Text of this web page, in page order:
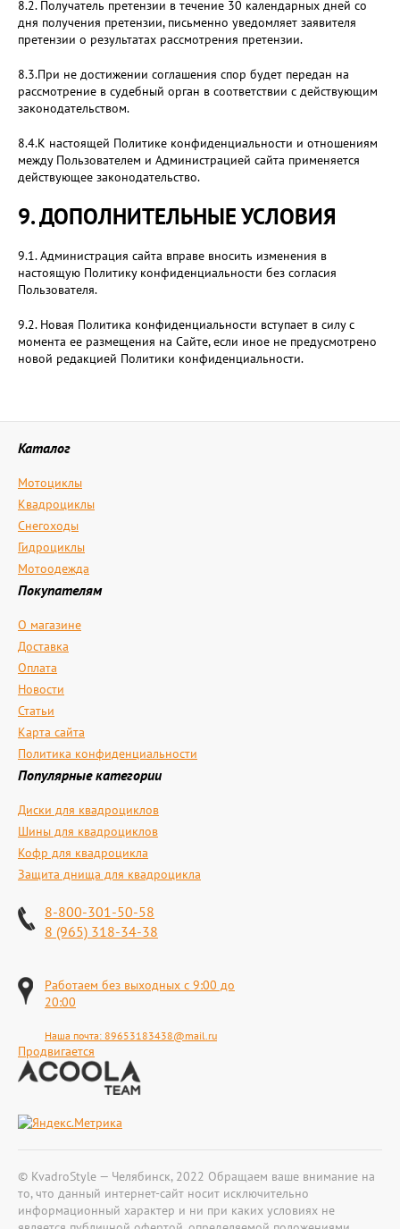
8.2. Получатель претензии в течение 30 календарных дней со
дня получения претензии, письменно уведомляет заявителя
претензии о результатах рассмотрения претензии.
8.3.При не достижении соглашения спор будет передан на
рассмотрение в судебный орган в соответствии с действующим
законодательством.
8.4.К настоящей Политике конфиденциальности и отношениям
между Пользователем и Администрацией сайта применяется
действующее законодательство.
9. ДОПОЛНИТЕЛЬНЫЕ УСЛОВИЯ
9.1. Администрация сайта вправе вносить изменения в
настоящую Политику конфиденциальности без согласия
Пользователя.
9.2. Новая Политика конфиденциальности вступает в силу с
момента ее размещения на Сайте, если иное не предусмотрено
новой редакцией Политики конфиденциальности.
Каталог
Мотоциклы
Квадроциклы
Снегоходы
Гидроциклы
Мотоодежда
Покупателям
О магазине
Доставка
Оплата
Новости
Статьи
Карта сайта
Политика конфиденциальности
Популярные категории
Диски для квадроциклов
Шины для квадроциклов
Кофр для квадроцикла
Защита днища для квадроцикла
8-800-301-50-58
8 (965) 318-34-38
Работаем без выходных с 9:00 до
20:00
Наша почта: 89653183438@mail.ru
Продвигается
© KvadroStyle — Челябинск, 2022 Обращаем ваше внимание на
то, что данный интернет-сайт носит исключительно
информационный характер и ни при каких условиях не